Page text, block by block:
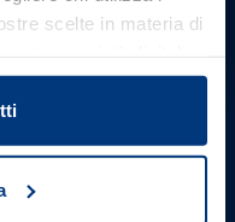
scelte in materia di
È possibile
in qualsiasi
o facendo clic
2/6
M5UXCR1
20141